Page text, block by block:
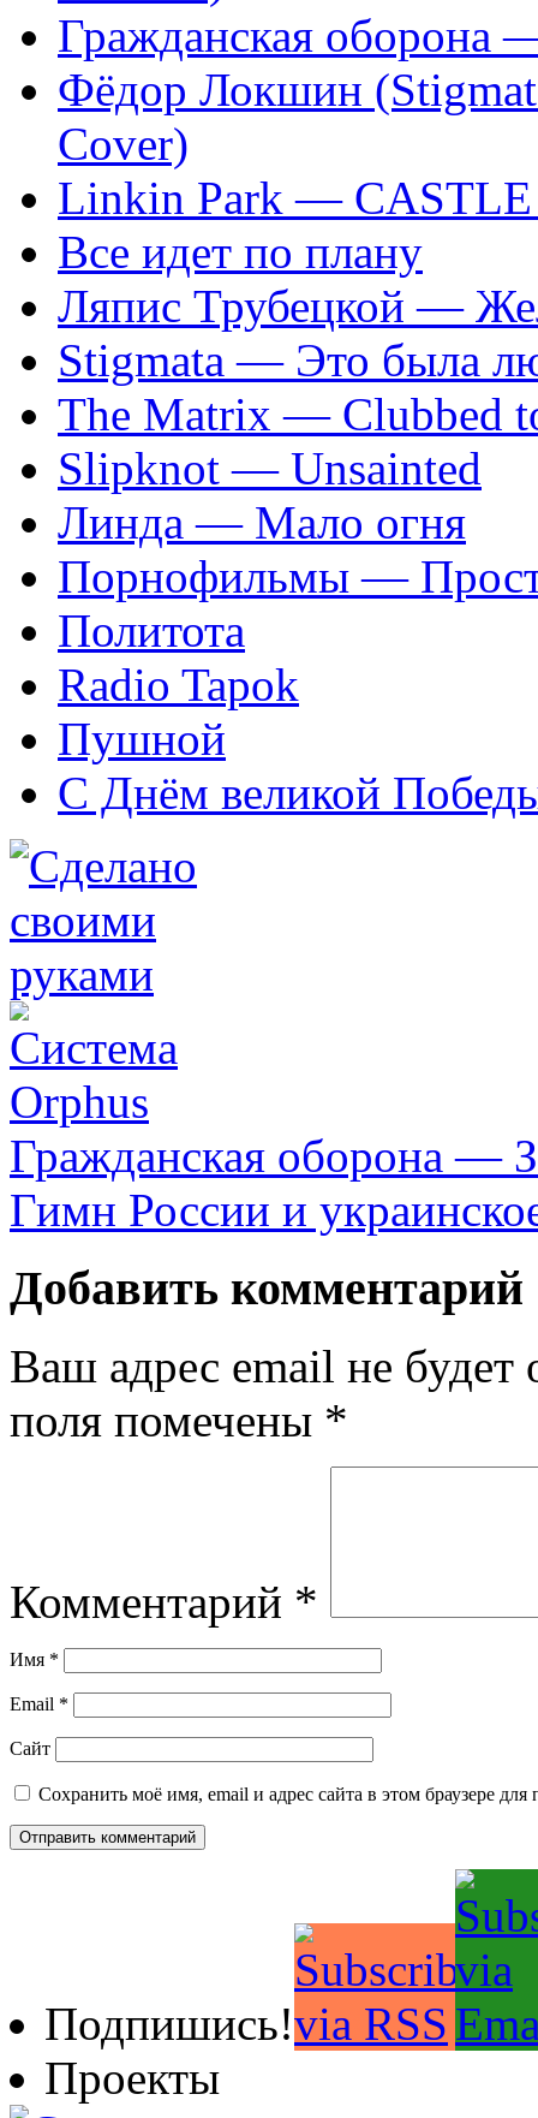
Гражданская оборона
Фёдор Локшин
Cover)
Linkin Park — CASTLE
Все идет по плану
Ляпис Трубецкой —
Stigmata — Это была
The Matrix — Clubbed
Slipknot — Unsainted
Линда — Мало огня
Порнофильмы —
Политота
Radio Tapok
Пушной
С Днём великой
Гражданская оборона —
Гимн России и
Добавить комментарий
Ваш адрес email не будет
поля помечены *
Комментарий *
Имя *
Email *
Сайт
Сохранить моё имя, email и адрес сайта в этом браузере
Подпишись!
Проекты